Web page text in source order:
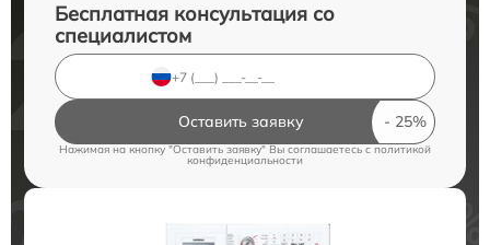
Бесплатная консультация со
специалистом
Оставить заявку
Нажимая на кнопку "Оставить заявку" Вы соглашаетесь c политикой
конфиденциальности